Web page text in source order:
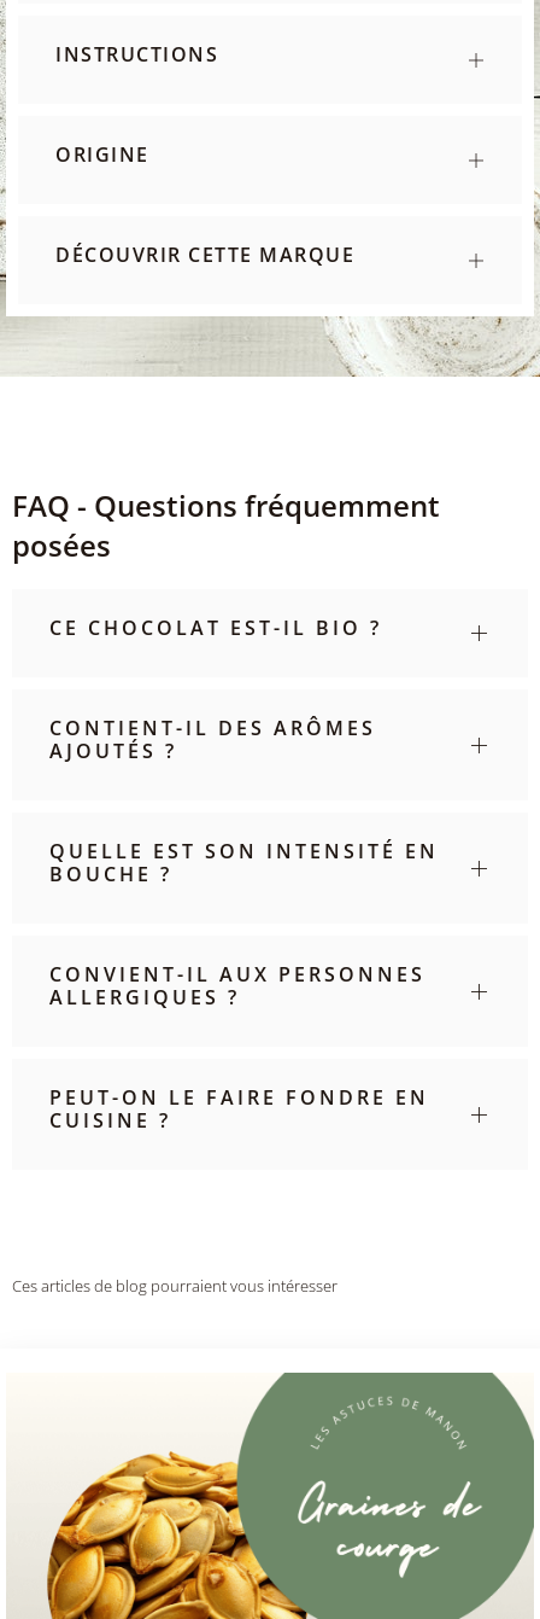
INSTRUCTIONS
ORIGINE
DÉCOUVRIR CETTE MARQUE
FAQ - Questions fréquemment
posées
CE CHOCOLAT EST-IL BIO ?
CONTIENT-IL DES ARÔMES
AJOUTÉS ?
QUELLE EST SON INTENSITÉ EN
BOUCHE ?
CONVIENT-IL AUX PERSONNES
ALLERGIQUES ?
PEUT-ON LE FAIRE FONDRE EN
CUISINE ?
Ces articles de blog pourraient vous intéresser